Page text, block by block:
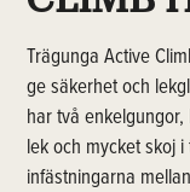
Trägunga Active
ge säkerhet och
har två
lek och mycket skoj
infästningarna